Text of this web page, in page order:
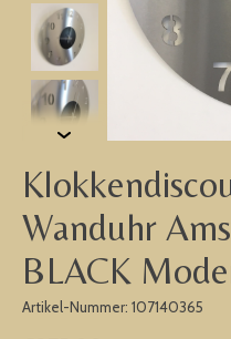
Wanduhr
BLACK
Artikel-Nummer: 107140365